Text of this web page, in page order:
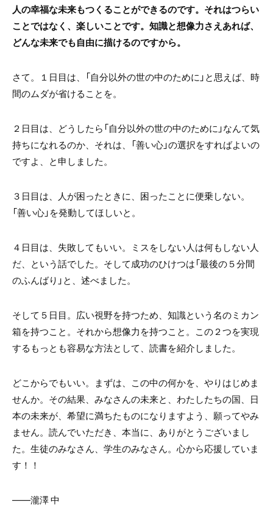
人の幸福な未来もつくることができるのです。それはつらい
ことではなく、楽しいことです。知識と想像力さえあれば、
どんな未来でも自由に描けるのですから。
さて。１日目は、「自分以外の世の中のために」と思えば、時
間のムダが省けることを。
２日目は、どうしたら「自分以外の世の中のために」なんて気
持ちになれるのか、それは、「善い心」の選択をすればよいの
ですよ、と申しました。
３日目は、人が困ったときに、困ったことに便乗しない。
「善い心」を発動してほしいと。
４日目は、失敗してもいい。ミスをしない人は何もしない人
だ、という話でした。そして成功のひけつは「最後の５分間
のふんばり」と、述べました。
そして５日目。広い視野を持つため、知識という名のミカン
箱を持つこと。それから想像力を持つこと。この２つを実現
するもっとも容易な方法として、読書を紹介しました。
どこからでもいい。まずは、この中の何かを、やりはじめま
せんか。その結果、みなさんの未来と、わたしたちの国、日
本の未来が、希望に満ちたものになりますよう、願ってやみ
ません。読んでいただき、本当に、ありがとうございまし
た。生徒のみなさん、学生のみなさん。心から応援していま
す！！
――瀧澤 中